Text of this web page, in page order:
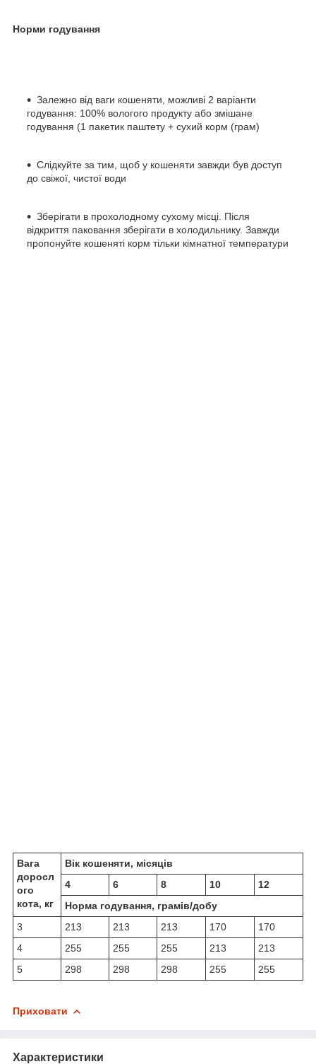
Норми годування
Залежно від ваги кошеняти, можливі 2 варіанти
годування: 100% вологого продукту або змішане
годування (1 пакетик паштету + сухий корм (грам)
Слідкуйте за тим, щоб у кошеняти завжди був доступ
до свіжої, чистої води
Зберігати в прохолодному сухому місці. Після
відкриття паковання зберігати в холодильнику. Завжди
пропонуйте кошеняті корм тільки кімнатної температури
Вага
доросл
ого
кота, кг
Вік кошеняти, місяців
4
6 8 10
12
Норма годування, грамів/добу
3
213 213 213 170
170
4
255 255 255 213
213
5
298 298 298 255 255
Приховати
Характеристики